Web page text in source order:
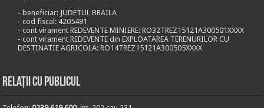
- beneficiar: JUDETUL BRAILA
- cod fiscal: 4205491
- cont virament REDEVENTE MINIERE: RO32TREZ15121A300501XXXX
- cont virament REDEVENTE din EXPLOATAREA TERENURILOR CU
DESTINATIE AGRICOLA: RO14TREZ15121A300505XXXX
Relații cu publicul